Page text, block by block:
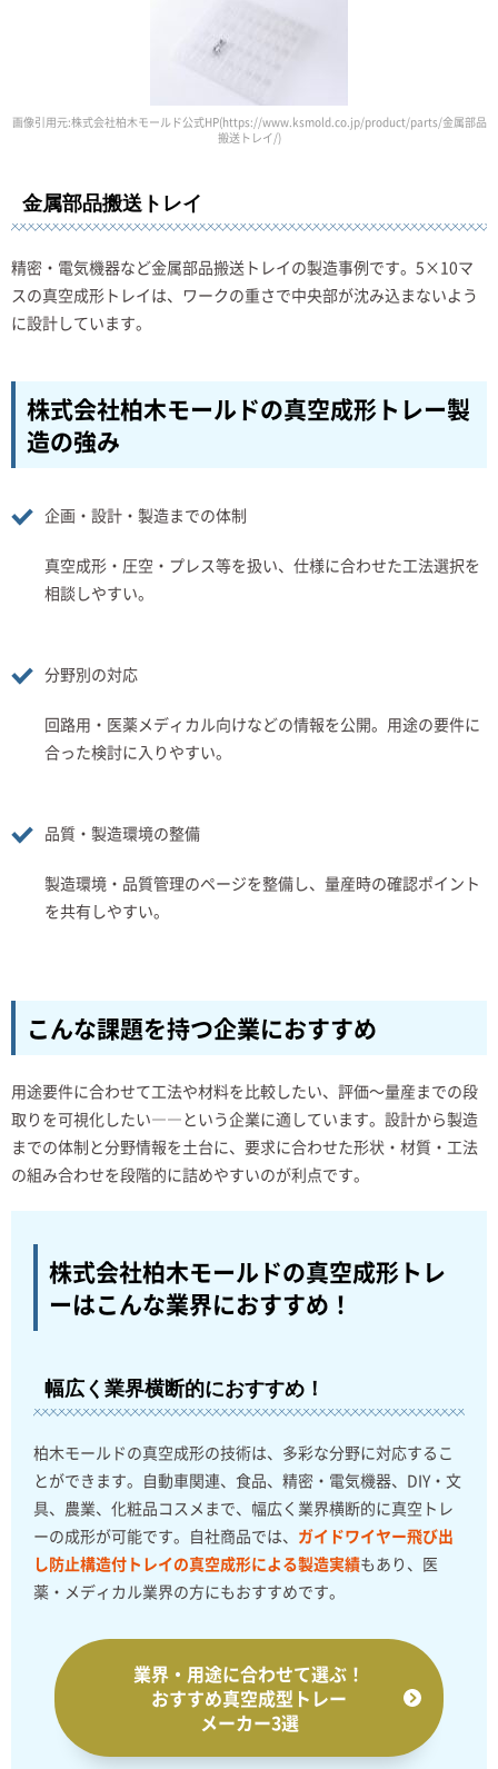
画像引用元:株式会社柏木モールド公式HP(https://www.ksmold.co.jp/product/parts/金属部品
搬送トレイ/)
金属部品搬送トレイ
精密・電気機器など金属部品搬送トレイの製造事例です。5×10マ
スの真空成形トレイは、ワークの重さで中央部が沈み込まないよう
に設計しています。
株式会社柏木モールドの真空成形トレー製
造の強み
企画・設計・製造までの体制
真空成形・圧空・プレス等を扱い、仕様に合わせた工法選択を
相談しやすい。
分野別の対応
回路用・医薬メディカル向けなどの情報を公開。用途の要件に
合った検討に入りやすい。
品質・製造環境の整備
製造環境・品質管理のページを整備し、量産時の確認ポイント
を共有しやすい。
こんな課題を持つ企業におすすめ
用途要件に合わせて工法や材料を比較したい、評価～量産までの段
取りを可視化したい――という企業に適しています。設計から製造
までの体制と分野情報を土台に、要求に合わせた形状・材質・工法
の組み合わせを段階的に詰めやすいのが利点です。
株式会社柏木モールドの真空成形トレ
ーはこんな業界におすすめ！
幅広く業界横断的におすすめ！
柏木モールドの真空成形の技術は、多彩な分野に対応するこ
とができます。自動車関連、食品、精密・電気機器、DIY・文
具、農業、化粧品コスメまで、幅広く業界横断的に真空トレ
ーの成形が可能です。自社商品では、 ガイドワイヤー飛び出
し防止構造付トレイの真空成形による製造実績もあり、医
薬・メディカル業界の方にもおすすめです。
業界・用途に合わせて選ぶ！
おすすめ真空成型トレー
メーカー3選